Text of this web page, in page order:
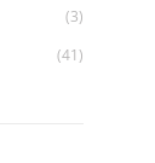
(3)
(41)